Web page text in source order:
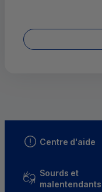
Centre d'aide
Sourds et
malentendants